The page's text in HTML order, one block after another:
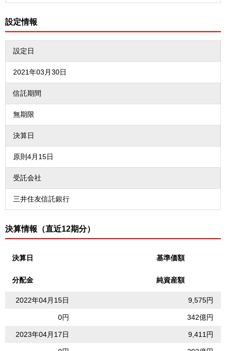
設定情報
設定日
2021年03月30日
信託期間
無期限
決算日
原則4月15日
受託会社
三井住友信託銀行
決算情報（直近12期分）
決算日 基準価額
分配金 純資産額
2022年04月15日 9,575円
0円 342億円
2023年04月17日 9,411円